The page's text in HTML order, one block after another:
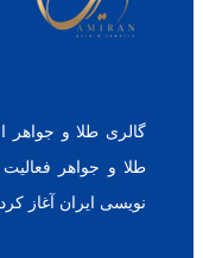
طلا و جواهر
نویسی ایران آغاز